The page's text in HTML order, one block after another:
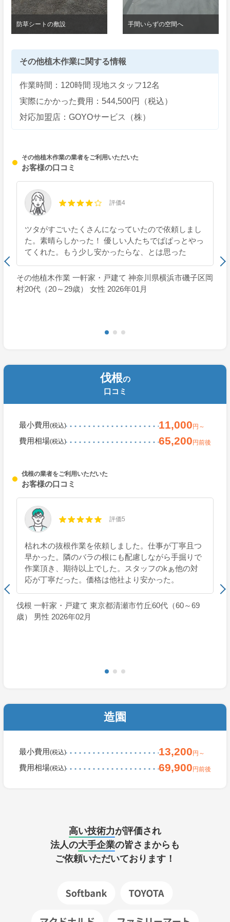
防草シートの敷設 手間いらずの空間へ
その他植木作業に関する情報
作業時間：120時間 現地スタッフ12名
実際にかかった費用：544,500円（税込）
対応加盟店：GOYOサービス（株）
その他植木作業の業者をご利用いただいた
お客様の口コミ
評価4
ツタがすごいたくさんになっていたので依頼しまし
た。素晴らしかった！ 優しい人たちでぱぱっとやっ
てくれた。もう少し安かったらな、とは思った
その他植木作業 一軒家・戸建て 神奈川県横浜市磯子区岡
村20代（20～29歳） 女性 2026年01月
伐根の
口コミ
最小費用(税込) 11,000 円～
費用相場(税込) 65,200 円前後
伐根の業者をご利用いただいた
お客様の口コミ
評価5
枯れ木の抜根作業を依頼しました。仕事が丁寧且つ
早かった。隣のバラの根にも配慮しながら手掘りで
作業頂き、期待以上でした。スタッフのkぁ他の対
応が丁寧だった。価格は他社より安かった。
伐根 一軒家・戸建て 東京都清瀬市竹丘60代（60～69
歳） 男性 2026年02月
造園
最小費用(税込) 13,200 円～
費用相場(税込) 69,900 円前後
高い技術力が評価され
法人の大手企業の皆さまからも
ご依頼いただいております！